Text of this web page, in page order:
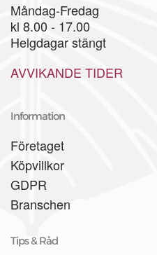
Måndag-Fredag
kl 8.00 - 17.00
Helgdagar stängt
AVVIKANDE TIDER
Information
Företaget
Köpvillkor
GDPR
Branschen
Tips & Råd